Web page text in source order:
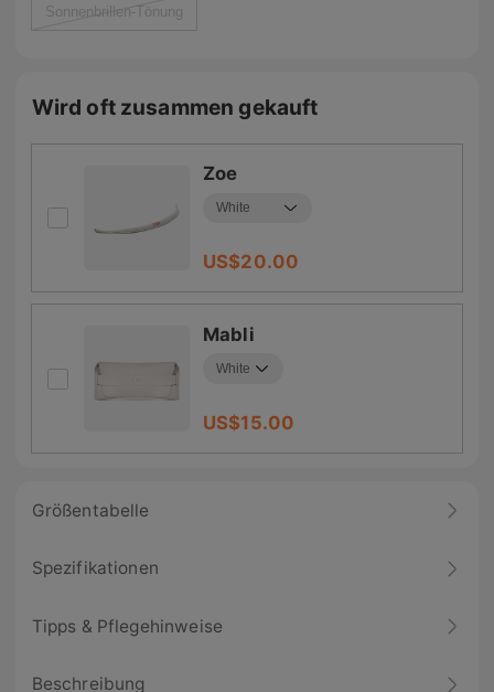
Sonnenbrillen-Tönung
Wird oft zusammen gekauft
Zoe
US$20.00
Mabli
US$15.00
Größentabelle
Spezifikationen
Tipps & Pflegehinweise
Beschreibung